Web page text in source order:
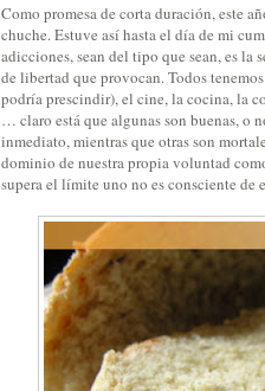
Como promesa de corta duración, este
chuche. Estuve así hasta el día de mi
adicciones, sean del tipo que sean, es la
de libertad que provocan. Todos
podría prescindir), el cine, la cocina, la
… claro está que algunas son buenas, o
inmediato, mientras que otras son
dominio de nuestra propia voluntad
supera el límite uno no es consciente de